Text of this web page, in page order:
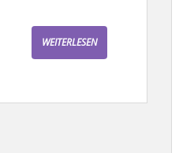
WEITERLESEN